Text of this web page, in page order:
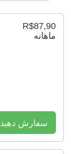
R$87,90
ماهانه
سفارش دهید